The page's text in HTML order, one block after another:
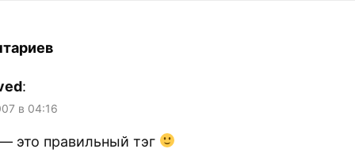
:
в 04:16
это правильный тэг